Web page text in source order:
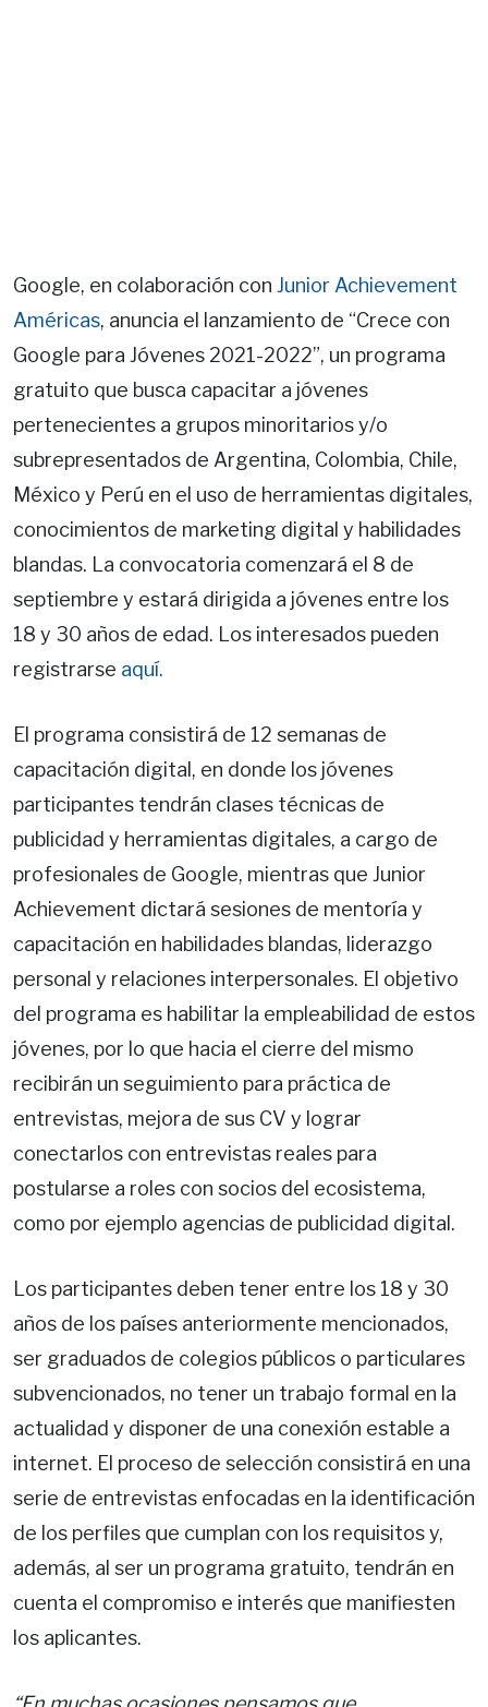
Google, en colaboración con Junior Achievement
Américas, anuncia el lanzamiento de “Crece con
Google para Jóvenes 2021-2022”, un programa
gratuito que busca capacitar a jóvenes
pertenecientes a grupos minoritarios y/o
subrepresentados de Argentina, Colombia, Chile,
México y Perú en el uso de herramientas digitales,
conocimientos de marketing digital y habilidades
blandas. La convocatoria comenzará el 8 de
septiembre y estará dirigida a jóvenes entre los
18 y 30 años de edad. Los interesados pueden
registrarse aquí.
El programa consistirá de 12 semanas de
capacitación digital, en donde los jóvenes
participantes tendrán clases técnicas de
publicidad y herramientas digitales, a cargo de
profesionales de Google, mientras que Junior
Achievement dictará sesiones de mentoría y
capacitación en habilidades blandas, liderazgo
personal y relaciones interpersonales. El objetivo
del programa es habilitar la empleabilidad de estos
jóvenes, por lo que hacia el cierre del mismo
recibirán un seguimiento para práctica de
entrevistas, mejora de sus CV y lograr
conectarlos con entrevistas reales para
postularse a roles con socios del ecosistema,
como por ejemplo agencias de publicidad digital.
Los participantes deben tener entre los 18 y 30
años de los países anteriormente mencionados,
ser graduados de colegios públicos o particulares
subvencionados, no tener un trabajo formal en la
actualidad y disponer de una conexión estable a
internet. El proceso de selección consistirá en una
serie de entrevistas enfocadas en la identificación
de los perfiles que cumplan con los requisitos y,
además, al ser un programa gratuito, tendrán en
cuenta el compromiso e interés que manifiesten
los aplicantes.